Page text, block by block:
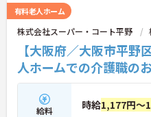
些細なことでも感謝を伝え合い
風通しが良くとてもあたたかい
また、「もっとこうしたら良く
現場の小さなアイデアを大切
目から誰でもいくつでも提案で
案」制度があり、毎月役員がす
します。自分の気づきが実際の
がるため、やりがいを持って仕
有料老人ホーム
株式会社スーパー・コート平野
【大阪府／大阪市平
人ホームでの介護職の
給料 時給1,177円～